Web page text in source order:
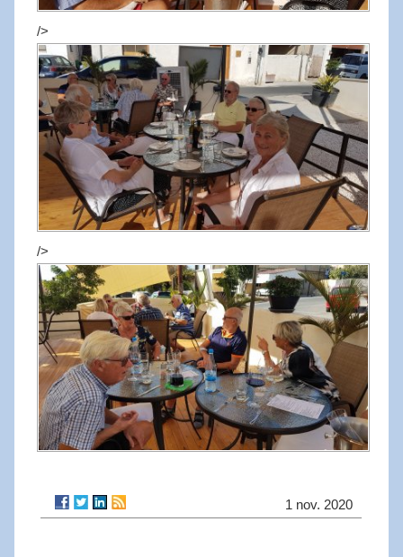
/>
/>
1 nov. 2020